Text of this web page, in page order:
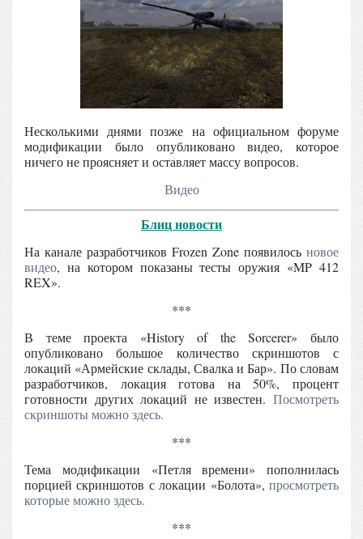
Несколькими днями позже на официальном форуме
модификации было опубликовано видео, которое
ничего не проясняет и оставляет массу вопросов.
Видео
Блиц новости
На канале разработчиков Frozen Zone появилось новое
видео, на котором показаны тесты оружия «MP 412
REX».
***
В теме проекта «History of the Sorcerer» было
опубликовано большое количество скриншотов с
локаций «Армейские склады, Свалка и Бар». По словам
разработчиков, локация готова на 50%, процент
готовности других локаций не известен. Посмотреть
скриншоты можно здесь.
***
Тема модификации «Петля времени» пополнилась
порцией скриншотов с локации «Болота», просмотреть
которые можно здесь.
***